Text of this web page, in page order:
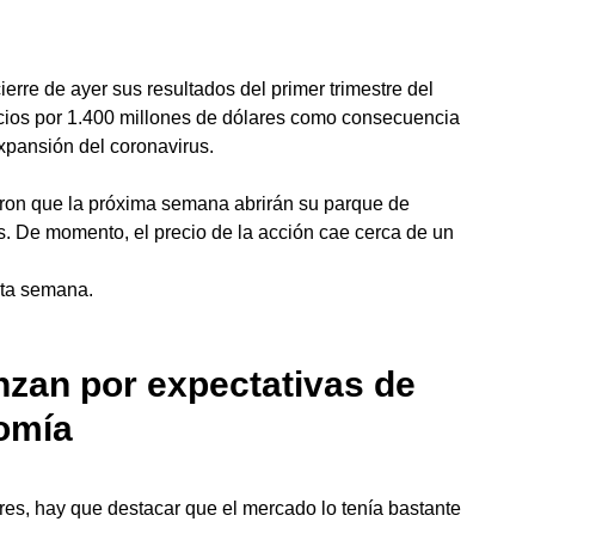
de ayer sus resultados del primer trimestre del
por 1.400 millones de dólares como consecuencia
del coronavirus.
que la próxima semana abrirán su parque de
De momento, el precio de la acción cae cerca de un
semana.
por expectativas de
hay que destacar que el mercado lo tenía bastante